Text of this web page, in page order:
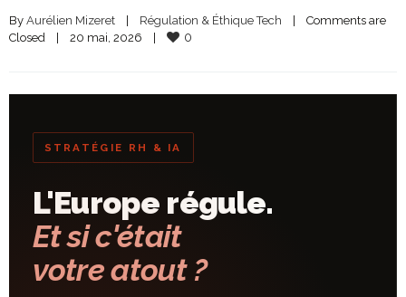
By Aurélien Mizeret | Régulation & Éthique Tech |
Comments are
Closed
| 20 mai, 2026 | 0
STRATÉGIE RH & IA
L'Europe régule.
Et si c'était
votre atout ?